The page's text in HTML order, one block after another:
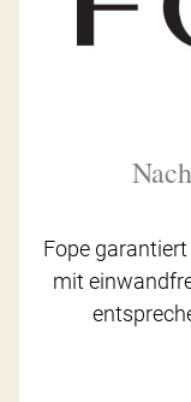
Fope
mit